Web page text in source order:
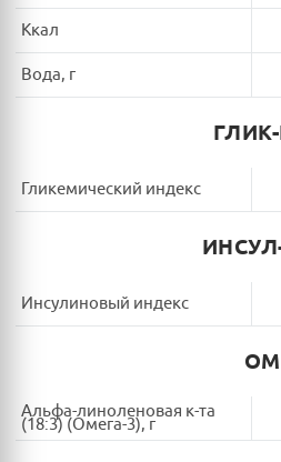
Ккал
Вода, г
Гликемический индекс
Инсулиновый индекс
Альфа-линоленовая к-та
(18:3) (Омега-3), г